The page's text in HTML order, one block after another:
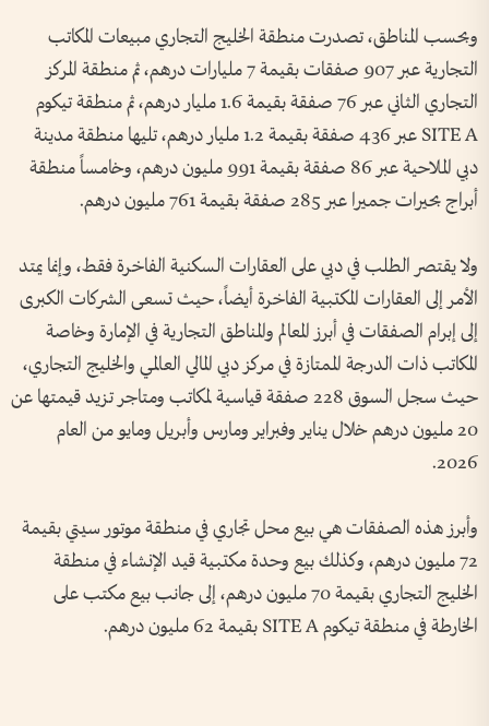
وبحسب المناطق، تصدرت منطقة الخليج التجاري مبيعات المكاتب
التجارية عبر 907 صفقات بقيمة 7 مليارات درهم، ثم منطقة المركز
التجاري الثاني عبر 76 صفقة بقيمة 1.6 مليار درهم، ثم منطقة تيكوم
SITE A عبر 436 صفقة بقيمة 1.2 مليار درهم، تليها منطقة مدينة
دبي الملاحية عبر 86 صفقة بقيمة 991 مليون درهم، وخامساً منطقة
أبراج بحيرات جميرا عبر 285 صفقة بقيمة 761 مليون درهم.
ولا يقتصر الطلب في دبي على العقارات السكنية الفاخرة فقط، وإنما يمتد
الأمر إلى العقارات المكتبية الفاخرة أيضاً، حيث تسعى الشركات الكبرى
إلى إبرام الصفقات في أبرز المعالم والمناطق التجارية في الإمارة وخاصة
المكاتب ذات الدرجة الممتازة في مركز دبي المالي العالمي والخليج التجاري،
حيث سجل السوق 228 صفقة قياسية لمكاتب ومتاجر تزيد قيمتها عن
20 مليون درهم خلال يناير وفبراير ومارس وأبريل ومايو من العام
2026.
وأبرز هذه الصفقات هي بيع محل تجاري في منطقة موتور سيتي بقيمة
72 مليون درهم، وكذلك بيع وحدة مكتبية قيد الإنشاء في منطقة
الخليج التجاري بقيمة 70 مليون درهم، إلى جانب بيع مكتب على
الخارطة في منطقة تيكوم SITE A بقيمة 62 مليون درهم.